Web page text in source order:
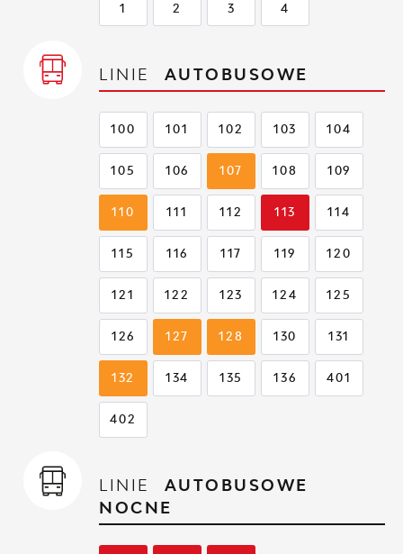
1 2 3 4
LINIE AUTOBUSOWE
100 101 102 103 104
105 106 107 108 109
110 111 112 113 114
115 116 117 119 120
121 122 123 124 125
126 127 128 130 131
132 134 135 136 401
402
LINIE AUTOBUSOWE
NOCNE